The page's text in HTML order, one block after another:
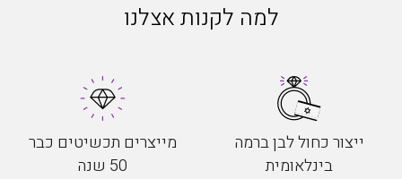
למה לקנות אצלנו
ייצור כחול לבן ברמה
בינלאומית
מייצרים תכשיטים כבר
50 שנה